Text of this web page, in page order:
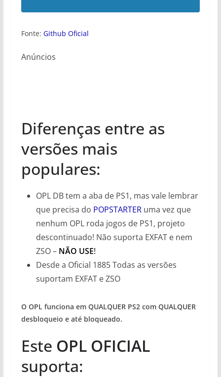
Fonte: Github Oficial
Anúncios
Diferenças entre as
versões mais
populares:
OPL DB tem a aba de PS1, mas vale lembrar
que precisa do POPSTARTERuma vez que
nenhum OPL roda jogos de PS1, projeto
descontinuado! Não suporta EXFAT e nem
ZSO – NÃO USE!
Desde a Oficial 1885 Todas as versões
suportam EXFAT e ZSO
O OPL funciona em QUALQUER PS2 com QUALQUER
desbloqueio e até bloqueado.
Este OPL OFICIAL
suporta: